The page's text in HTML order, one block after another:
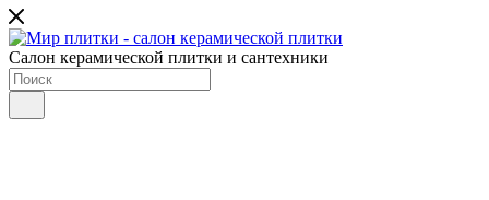
Салон керамической плитки и сантехники